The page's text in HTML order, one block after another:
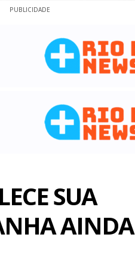
PUBLICIDADE
SUA
AINDA